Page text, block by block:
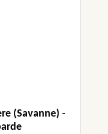
(Savanne) -